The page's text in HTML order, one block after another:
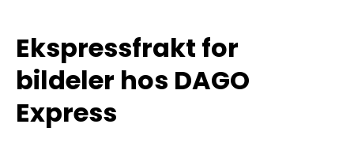
Ekspressfrakt for
bildeler hos DAGO
Express